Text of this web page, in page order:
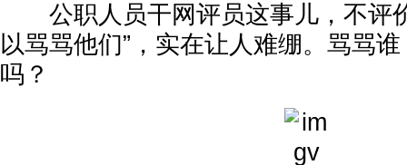
公职人员干网评员这事儿，不评
以骂骂他们”，实在让人难绷。骂骂
吗？